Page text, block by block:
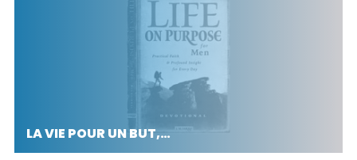
LA VIE POUR UN BUT,…